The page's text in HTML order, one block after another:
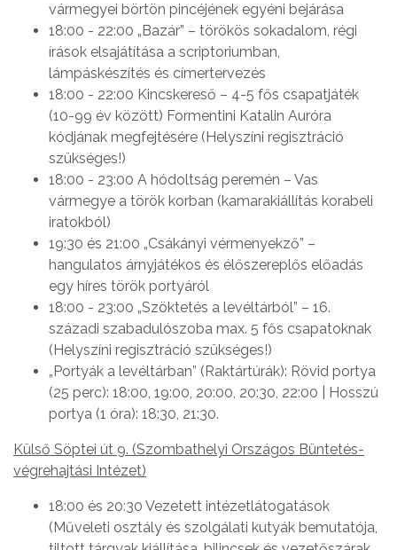
vármegyei börtön pincéjének egyéni bejárása
18:00 - 22:00 „Bazár” – törökös sokadalom, régi
írások elsajátítása a scriptoriumban,
lámpáskészítés és címertervezés
18:00 - 22:00 Kincskereső – 4-5 fős csapatjáték
(10-99 év között) Formentini Katalin Auróra
kódjának megfejtésére (Helyszíni regisztráció
szükséges!)
18:00 - 23:00 A hódoltság peremén – Vas
vármegye a török korban (kamarakiállítás korabeli
iratokból)
19:30 és 21:00 „Csákányi vérmenyekző” –
hangulatos árnyjátékos és élőszereplős előadás
egy híres török portyáról
18:00 - 23:00 „Szöktetés a levéltárból” – 16.
századi szabadulószoba max. 5 fős csapatoknak
(Helyszíni regisztráció szükséges!)
„Portyák a levéltárban” (Raktártúrák): Rövid portya
(25 perc): 18:00, 19:00, 20:00, 20:30, 22:00 | Hosszú
portya (1 óra): 18:30, 21:30.
Külső Söptei út 9. (Szombathelyi Országos Büntetés-
végrehajtási Intézet)
18:00 és 20:30 Vezetett intézetlátogatások
(Műveleti osztály és szolgálati kutyák bemutatója,